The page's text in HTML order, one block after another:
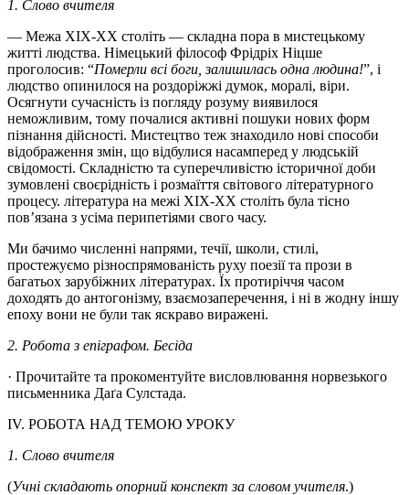
1. Слово вчителя
— Межа XIX-XX століть — складна пора в мистецькому
житті людства. Німецький філософ Фрідріх Ніцше
проголосив: “Померли всі боги, залишилась одна людина!”, і
людство опинилося на роздоріжжі думок, моралі, віри.
Осягнути сучасність із погляду розуму виявилося
неможливим, тому почалися активні пошуки нових форм
пізнання дійсності. Мистецтво теж знаходило нові способи
відображення змін, що відбулися насамперед у людській
свідомості. Складністю та суперечливістю історичної доби
зумовлені своєрідність і розмаїття світового літературного
процесу. література на межі XIX-XX століть була тісно
пов’язана з усіма перипетіями свого часу.
Ми бачимо численні напрями, течії, школи, стилі,
простежуємо різноспрямованість руху поезії та прози в
багатьох зарубіжних літературах. Їх протиріччя часом
доходять до антогонізму, взаємозаперечення, і ні в жодну іншу
епоху вони не були так яскраво виражені.
2. Робота з епіграфом. Бесіда
· Прочитайте та прокоментуйте висловлювання норвезького
письменника Даґа Сулстада.
ІV. РОБОТА НАД ТЕМОЮ УРОКУ
1. Слово вчителя
(Учні складають опорний конспект за словом учителя.)